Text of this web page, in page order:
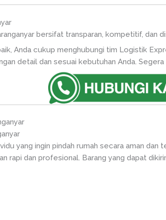
bersifat transparan, kompetitif, dan
Anda cukup menghubungi tim Logistik
detail dan sesuai kebutuhan Anda.
yang ingin pindah rumah secara aman
rapi dan profesional. Barang yang dapat